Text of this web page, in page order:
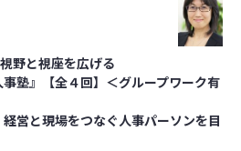
野と視座を広げる
事塾』【全４回】＜グループワーク有
営と現場をつなぐ人事パーソンを目